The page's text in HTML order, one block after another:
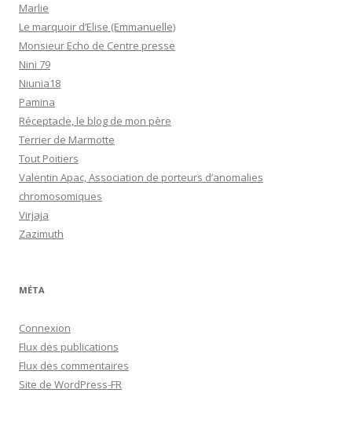
Marlie
Le marquoir d’Elise (Emmanuelle)
Monsieur Echo de Centre presse
Nini 79
Niunia18
Pamina
Réceptacle, le blog de mon père
Terrier de Marmotte
Tout Poitiers
Valentin Apac, Association de porteurs d’anomalies
chromosomiques
Virjaja
Zazimuth
MÉTA
Connexion
Flux des publications
Flux des commentaires
Site de WordPress-FR